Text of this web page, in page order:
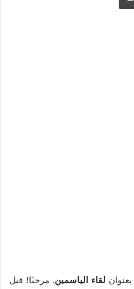
بعنوان لقاء الياسمين. مرحبًا! قبل